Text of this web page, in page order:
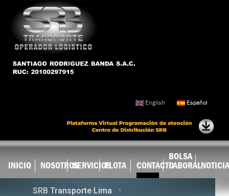
contenido
English Español
INICIO NOSOTROSSERVICIOSFLOTA CONTACTO
BOLSA
LABORAL